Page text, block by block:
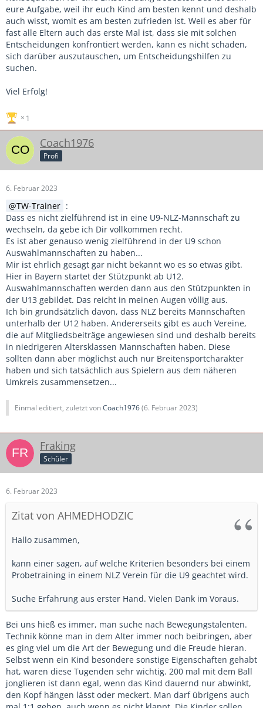
eure Aufgabe, weil ihr euch Kind am besten kennt und deshalb
auch wisst, womit es am besten zufrieden ist. Weil es aber für
fast alle Eltern auch das erste Mal ist, dass sie mit solchen
Entscheidungen konfrontiert werden, kann es nicht schaden,
sich darüber auszutauschen, um Entscheidungshilfen zu
suchen.
Viel Erfolg!
1
Coach1976
Profi
6. Februar 2023
TW-Trainer :
Dass es nicht zielführend ist in eine U9-NLZ-Mannschaft zu
wechseln, da gebe ich Dir vollkommen recht.
Es ist aber genauso wenig zielführend in der U9 schon
Auswahlmannschaften zu haben...
Mir ist ehrlich gesagt gar nicht bekannt wo es so etwas gibt.
Hier in Bayern startet der Stützpunkt ab U12.
Auswahlmannschaften werden dann aus den Stützpunkten in
der U13 gebildet. Das reicht in meinen Augen völlig aus.
Ich bin grundsätzlich davon, dass NLZ bereits Mannschaften
unterhalb der U12 haben. Andererseits gibt es auch Vereine,
die auf Mitgliedsbeiträge angewiesen sind und deshalb bereits
in niedrigeren Altersklassen Mannschaften haben. Diese
sollten dann aber möglichst auch nur Breitensportcharakter
haben und sich tatsächlich aus Spielern aus dem näheren
Umkreis zusammensetzen...
Einmal editiert, zuletzt vonCoach1976(6. Februar 2023)
Fraking
Schüler
6. Februar 2023
Zitat von AHMEDHODZIC
Hallo zusammen,
kann einer sagen, auf welche Kriterien besonders bei einem
Probetraining in einem NLZ Verein für die U9 geachtet wird.
Suche Erfahrung aus erster Hand. Vielen Dank im Voraus.
Bei uns hieß es immer, man suche nach Bewegungstalenten.
Technik könne man in dem Alter immer noch beibringen, aber
es ging viel um die Art der Bewegung und die Freude hieran.
Selbst wenn ein Kind besondere sonstige Eigenschaften gehabt
hat, waren diese Tugenden sehr wichtig. 200 mal mit dem Ball
jonglieren ist dann egal, wenn das Kind dauernd nur abwinkt,
den Kopf hängen lässt oder meckert. Man darf übrigens auch